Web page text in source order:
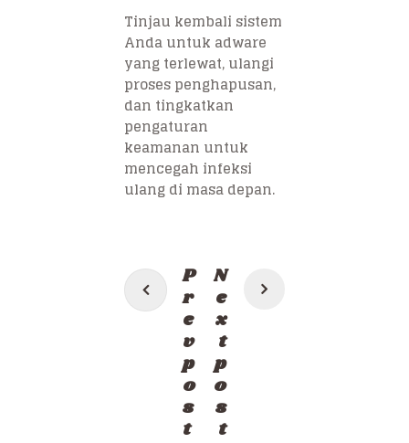
Tinjau kembali sistem
Anda untuk adware
yang terlewat, ulangi
proses penghapusan,
dan tingkatkan
pengaturan
keamanan untuk
mencegah infeksi
ulang di masa depan.
Post
navigation
P
r
e
v
p
o
s
t
N
e
x
t
p
o
s
t